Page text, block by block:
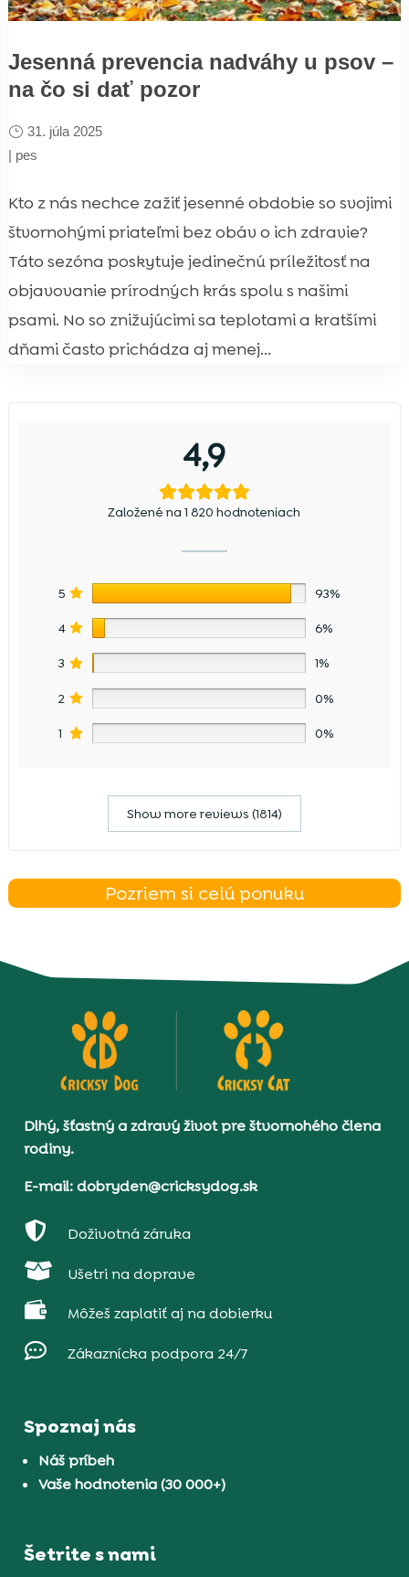
Jesenná prevencia nadváhy u psov –
na čo si dať pozor
31. júla 2025
| pes
Kto z nás nechce zažiť jesenné obdobie so svojimi
štvornohými priateľmi bez obáv o ich zdravie?
Táto sezóna poskytuje jedinečnú príležitosť na
objavovanie prírodných krás spolu s našimi
psami. No so znižujúcimi sa teplotami a kratšími
dňami často prichádza aj menej...
4,9
Založené na 1 820 hodnoteniach
5 93%
4 6%
3 1%
2 0%
1 0%
Show more reviews (1814)
Pozriem si celú ponuku
Dlhý, šťastný a zdravý život pre štvornohého člena
rodiny.
E-mail: dobryden@cricksydog.sk
 Doživotná záruka
 Ušetri na doprave
 Môžeš zaplatiť aj na dobierku
 Zákaznícka podpora 24/7
Spoznaj nás
Náš príbeh
Vaše hodnotenia (30 000+)
Šetrite s nami